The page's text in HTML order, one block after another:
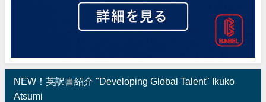
NEW！英訳書紹介 "Developing Global Talent" Ikuko
Atsumi